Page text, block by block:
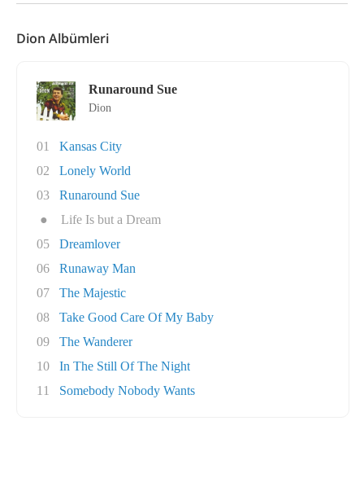
Dion Albümleri
Runaround Sue
Dion
01
Kansas City
02
Lonely World
03
Runaround Sue
●
Life Is but a Dream
05
Dreamlover
06
Runaway Man
07
The Majestic
08
Take Good Care Of My Baby
09
The Wanderer
10
In The Still Of The Night
11
Somebody Nobody Wants